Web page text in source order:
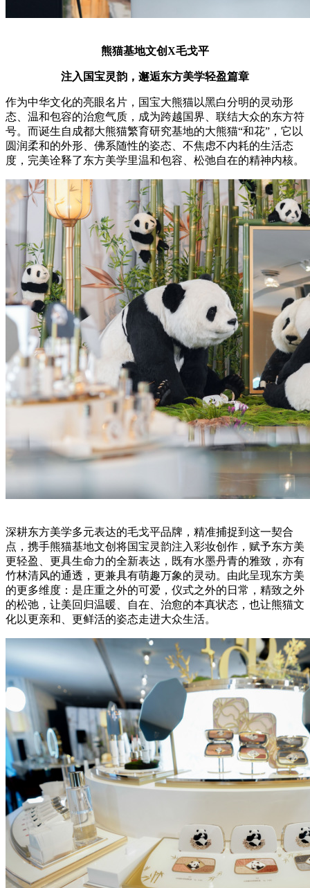
熊猫基地文创X毛戈平
注入国宝灵韵，邂逅东方美学轻盈篇章
作为中华文化的亮眼名片，国宝大熊猫以黑白分明的灵动形
态、温和包容的治愈气质，成为跨越国界、联结大众的东方符
号。而诞生自成都大熊猫繁育研究基地的大熊猫“和花”，它以
圆润柔和的外形、佛系随性的姿态、不焦虑不内耗的生活态
度，完美诠释了东方美学里温和包容、松弛自在的精神内核。
深耕东方美学多元表达的毛戈平品牌，精准捕捉到这一契合
点，携手熊猫基地文创将国宝灵韵注入彩妆创作，赋予东方美
更轻盈、更具生命力的全新表达，既有水墨丹青的雅致，亦有
竹林清风的通透，更兼具有萌趣万象的灵动。由此呈现东方美
的更多维度：是庄重之外的可爱，仪式之外的日常，精致之外
的松弛，让美回归温暖、自在、治愈的本真状态，也让熊猫文
化以更亲和、更鲜活的姿态走进大众生活。